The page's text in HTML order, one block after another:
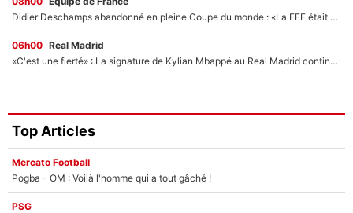
Didier Deschamps abandonné en pleine Coupe du monde : «La FFF était déjà passée à Zinedine Zidane»
06h00 Real Madrid
«C'est une fierté» : La signature de Kylian Mbappé au Real Madrid continue de régaler l'Espagne
Top Articles
Mercato Football
Pogba - OM : Voilà l'homme qui a tout gâché !
PSG